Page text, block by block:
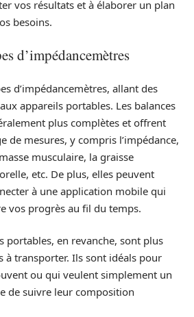
vos résultats et à élaborer un plan
besoins.
d’impédancemètres
d’impédancemètres, allant des
appareils portables. Les balances
plus complètes et offrent
de mesures, y compris l’impédance,
musculaire, la graisse
etc. De plus, elles peuvent
à une application mobile qui
vos progrès au fil du temps.
portables, en revanche, sont plus
à transporter. Ils sont idéals pour
ou qui veulent simplement un
de suivre leur composition